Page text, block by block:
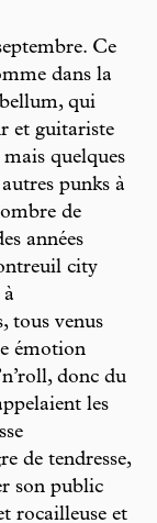
Ce
dans la
qui
et guitariste
quelques
punks à
de
années
city
tous venus
émotion
donc du
les
de tendresse,
son public
rocailleuse et